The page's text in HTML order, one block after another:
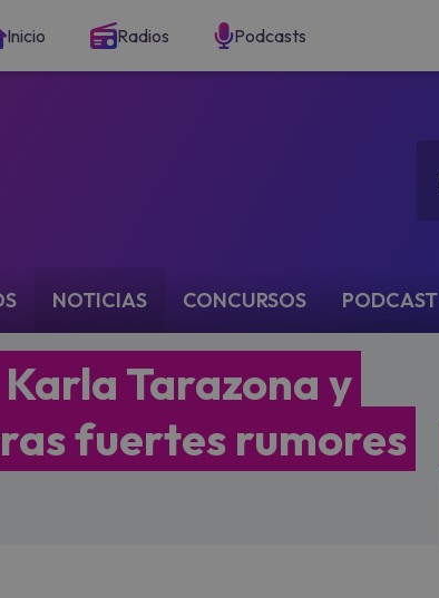
Inicio Radios Podcasts
NOTICIAS CONCURSOS PODCAST
Tarazona y
fuertes rumores